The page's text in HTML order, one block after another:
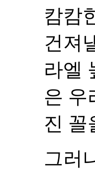
캄캄
건져
라엘
은 우
진 꼴
그러